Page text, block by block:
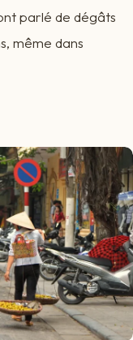
parlé de dégâts
même dans